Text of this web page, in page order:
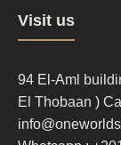
Footer
column
3
Visit us
94 El-Aml
El Thobaan )